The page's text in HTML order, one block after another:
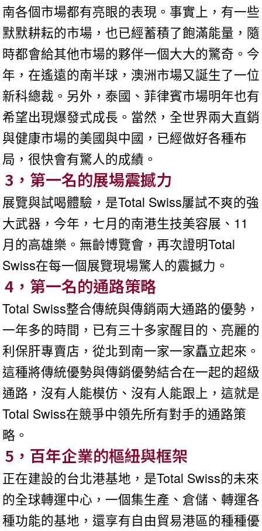
南各個市場都有亮眼的表現。事實上，有一些
默默耕耘的市場，也已經蓄積了飽滿能量，隨
時都會給其他市場的夥伴一個大大的驚奇。今
年，在遙遠的南半球，澳洲市場又誕生了一位
新科總裁。另外，泰國、菲律賓市場明年也有
希望出現爆發式成長。當然，全世界兩大直銷
與健康市場的美國與中國，已經做好各種布
局，很快會有驚人的成績。
3，第一名的展場震撼力
展覽與試喝體驗，是Total Swiss屢試不爽的強
大武器，今年，七月的南港生技美容展、11
月的高雄樂。無齡博覽會，再次證明Total
Swiss在每一個展覽現場驚人的震撼力。
4，第一名的通路策略
Total Swiss整合傳統與傳銷兩大通路的優勢，
一年多的時間，已有三十多家醒目的、亮麗的
利保肝專賣店，從北到南一家一家矗立起來。
這種將傳統優勢與傳銷優勢結合在一起的超級
通路，沒有人能模仿、沒有人能跟上，這就是
Total Swiss在競爭中領先所有對手的通路策
略。
5，百年企業的樞紐與框架
正在建設的台北港基地，是Total Swiss的未來
的全球轉運中心，一個集生產、倉儲、轉運各
種功能的基地，還享有自由貿易港區的種種優